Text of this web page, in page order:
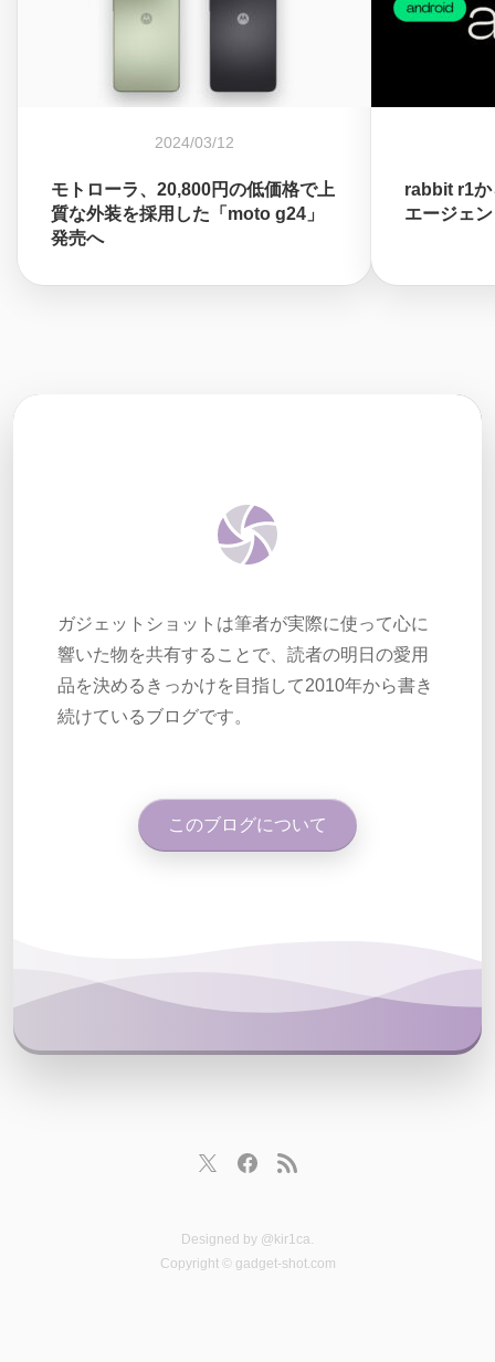
2024/03/12
モトローラ、20,800円の低価格で上
質な外装を採用した「moto g24」
発売へ
rabbit r1
エージェ
ガジェットショットは筆者が実際に使って心に
響いた物を共有することで、読者の明日の愛用
品を決めるきっかけを目指して2010年から書き
続けているブログです。
このブログについて
Designed by @kir1ca.
Copyright © gadget-shot.com